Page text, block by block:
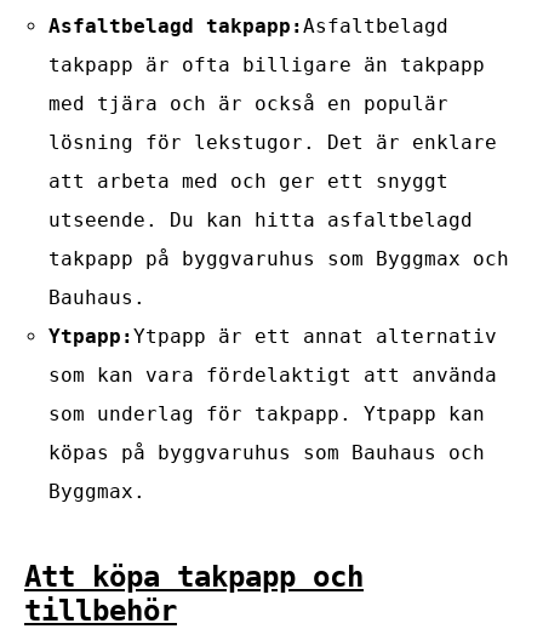
Asfaltbelagd takpapp:Asfaltbelagd
takpapp är ofta billigare än takpapp
med tjära och är också en populär
lösning för lekstugor. Det är enklare
att arbeta med och ger ett snyggt
utseende. Du kan hitta asfaltbelagd
takpapp på byggvaruhus som Byggmax och
Bauhaus.
Ytpapp:Ytpapp är ett annat alternativ
som kan vara fördelaktigt att använda
som underlag för takpapp. Ytpapp kan
köpas på byggvaruhus som Bauhaus och
Byggmax.
Att köpa takpapp och
tillbehör